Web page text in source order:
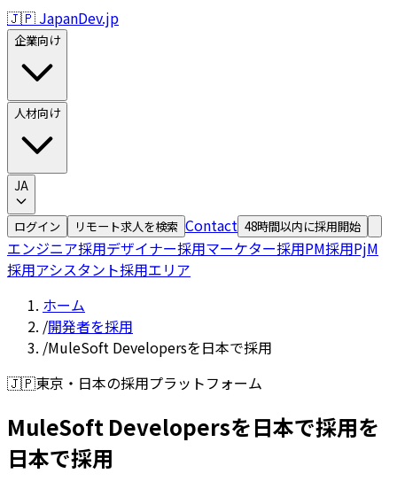
🇯🇵 JapanDev.jp
企業向け
人材向け
JA
ログイン リモート求人を検索 Contact 48時間以内に採用開始
エンジニア採用デザイナー採用マーケター採用PM採用PjM
採用アシスタント採用エリア
ホーム
/開発者を採用
/MuleSoft Developersを日本で採用
🇯🇵東京・日本の採用プラットフォーム
MuleSoft Developersを日本で採用を
日本で採用